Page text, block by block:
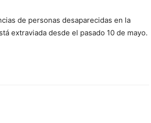
arriba/abajo
para
de personas desaparecidas en la
extraviada desde el pasado 10 de mayo.